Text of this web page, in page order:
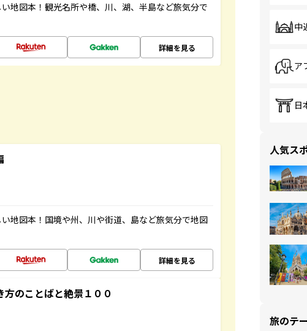
地図本！観光名所や橋、川、湖、半島など旅気分で
詳細を見る
地図本！国境や州、川や街道、島など旅気分で地図
詳細を見る
のことばと絶景１００
中
ア
日
人気ス
旅のテ